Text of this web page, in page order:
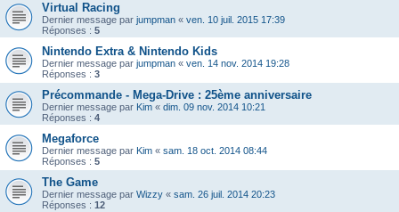
Virtual Racing
Dernier message par jumpman « ven. 10 juil. 2015 17:39
Réponses : 5
Nintendo Extra & Nintendo Kids
Dernier message par jumpman « ven. 14 nov. 2014 19:28
Réponses : 3
Précommande - Mega-Drive : 25ème anniversaire
Dernier message par Kim « dim. 09 nov. 2014 10:21
Réponses : 4
Megaforce
Dernier message par Kim « sam. 18 oct. 2014 08:44
Réponses : 5
The Game
Dernier message par Wizzy « sam. 26 juil. 2014 20:23
Réponses : 12